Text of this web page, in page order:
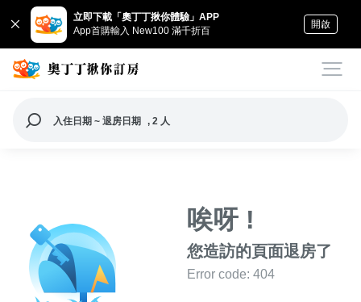
立即下載「奧丁丁揪你體驗」APP
App首購輸入 New100 滿千折百
開啟
入住日期 ~ 退房日期 , 2 人
唉呀 !
您造訪的頁面退房了
Error code: 404